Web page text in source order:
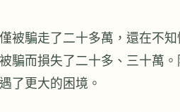
被騙走了二十多萬，還在不
騙而損失了二十多、三十萬
了更大的困境。